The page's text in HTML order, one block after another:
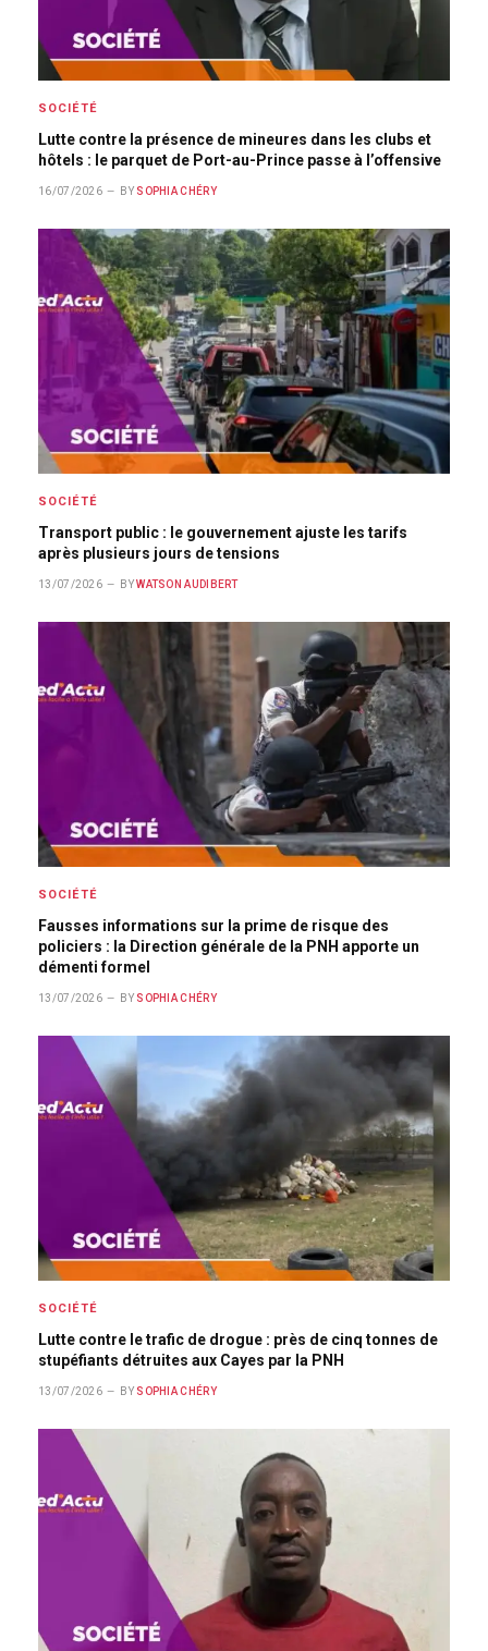
SOCIÉTÉ
Lutte contre la présence de mineures dans les clubs et
hôtels : le parquet de Port-au-Prince passe à l’offensive
16/07/2026 BY SOPHIA CHÉRY
SOCIÉTÉ
Transport public : le gouvernement ajuste les tarifs
après plusieurs jours de tensions
13/07/2026 BY WATSON AUDIBERT
SOCIÉTÉ
Fausses informations sur la prime de risque des
policiers : la Direction générale de la PNH apporte un
démenti formel
13/07/2026 BY SOPHIA CHÉRY
SOCIÉTÉ
Lutte contre le trafic de drogue : près de cinq tonnes de
stupéfiants détruites aux Cayes par la PNH
13/07/2026 BY SOPHIA CHÉRY